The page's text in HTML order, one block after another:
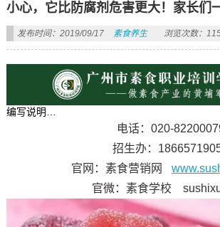
小心，它比防腐剂危害更大！家长们
发布时间：2019/09/17 素食养生 浏览次数：
编写说明…
电话：020-
招生办：
官网：素食营销网
官微：素食学校